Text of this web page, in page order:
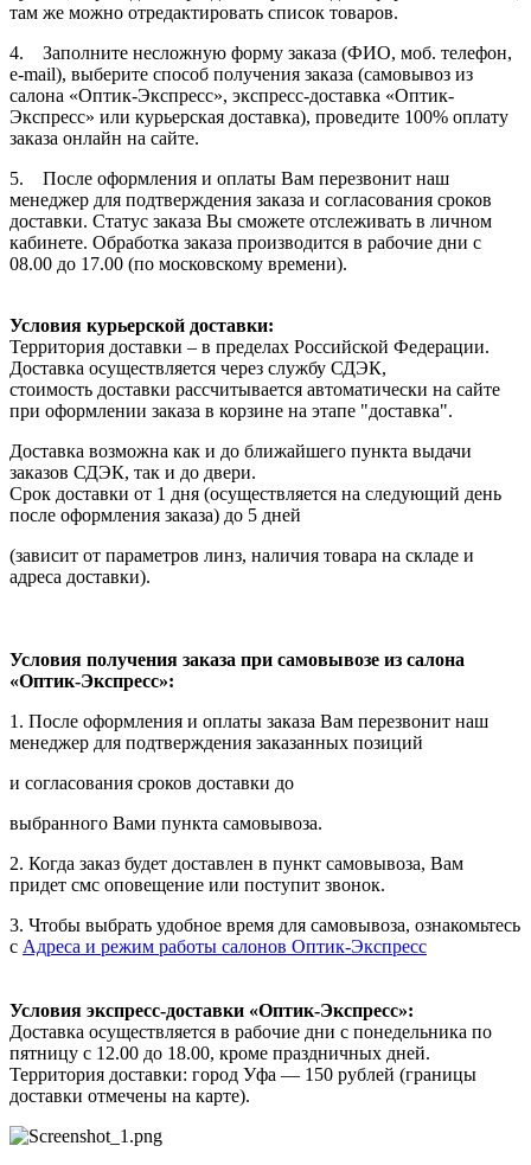
там же можно отредактировать список товаров.
4. Заполните несложную форму заказа (ФИО, моб. телефон,
e-mail), выберите способ получения заказа (самовывоз из
салона «Оптик-Экспресс», экспресс-доставка «Оптик-
Экспресс» или курьерская доставка), проведите 100% оплату
заказа онлайн на сайте.
5. После оформления и оплаты Вам перезвонит наш
менеджер для подтверждения заказа и согласования сроков
доставки. Статус заказа Вы сможете отслеживать в личном
кабинете. Обработка заказа производится в рабочие дни с
08.00 до 17.00 (по московскому времени).
Условия курьерской доставки:
Территория доставки – в пределах Российской Федерации.
Доставка осуществляется через службу СДЭК,
стоимость доставки рассчитывается автоматически на сайте
при оформлении заказа в корзине на этапе "доставка".
Доставка возможна как и до ближайшего пункта выдачи
заказов СДЭК, так и до двери.
Срок доставки от 1 дня (осуществляется на следующий день
после оформления заказа) до 5 дней
(зависит от параметров линз, наличия товара на складе и
адреса доставки).
Условия получения заказа при самовывозе из салона
«Оптик-Экспресс»:
1. После оформления и оплаты заказа Вам перезвонит наш
менеджер для подтверждения заказанных позиций
и согласования сроков доставки до
выбранного Вами пункта самовывоза.
2. Когда заказ будет доставлен в пункт самовывоза, Вам
придет смс оповещение или поступит звонок.
3. Чтобы выбрать удобное время для самовывоза, ознакомьтесь
с Адреса и режим работы салонов Оптик-Экспресс
Условия экспресс-доставки «Оптик-Экспресс»:
Доставка осуществляется в рабочие дни с понедельника по
пятницу с 12.00 до 18.00, кроме праздничных дней.
Территория доставки: город Уфа — 150 рублей (границы
доставки отмечены на карте).